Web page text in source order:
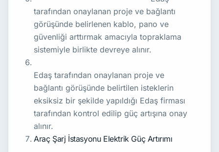
tarafından onaylanan proje ve bağlantı
görüşünde belirlenen kablo, pano ve
güvenliği arttırmak amacıyla topraklama
sistemiyle birlikte devreye alınır.
Edaş tarafından onaylanan proje ve
bağlantı görüşünde belirtilen isteklerin
eksiksiz bir şekilde yapıldığı Edaş firması
tarafından kontrol edilip güç artışına onay
alınır.
Araç Şarj İstasyonu Elektrik Güç Artırımı